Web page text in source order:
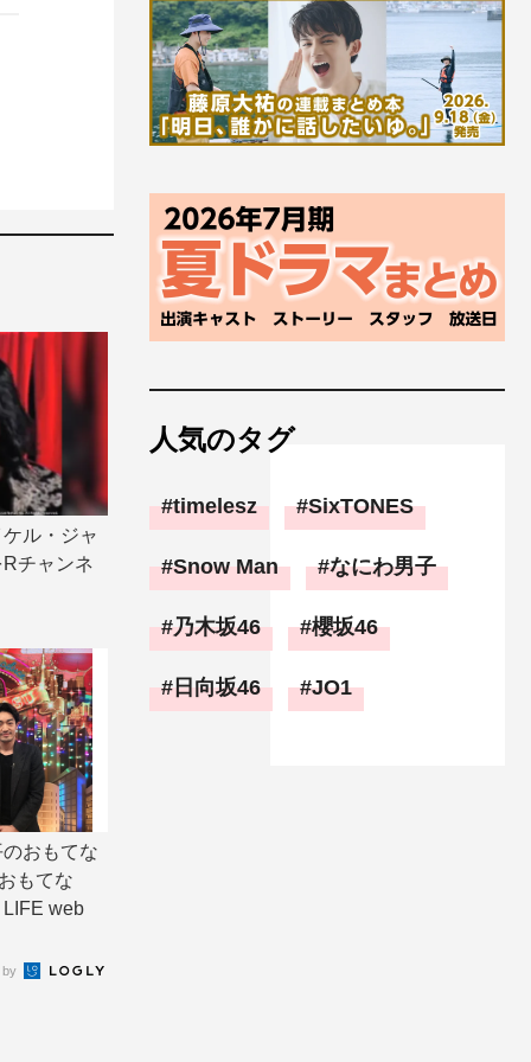
ル・ジャ
チャンネ
おもてな
もてな
web
by
人気のタグ
timelesz SixTONES
Snow Man なにわ男子
乃木坂46 櫻坂46
日向坂46 JO1